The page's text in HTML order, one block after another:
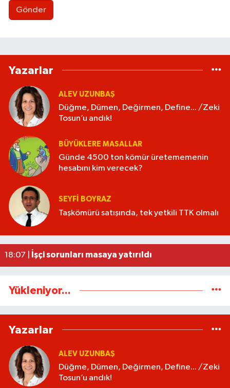
Gönder
Yazarlar
ALEV UZUNBAŞ
Düğme, Dümen, Değirmen, Define... /Zeki
Tosun’u andık!
BÜYÜKLERE MASALLAR
Günde 4500 ton kömür üretememenin
hesabını kim verecek?
SEYFI BOYRAZ
Taşkömürü satışında, tek yetkili TTK olmalı
18:02 |AK Parti İstişare toplantısı düzenlendi
18:07 |
İşçi sorunları masaya yatırıldı
Yükleniyor...
Yazarlar
ALEV UZUNBAŞ
Düğme, Dümen, Değirmen, Define... /Zeki
Tosun’u andık!